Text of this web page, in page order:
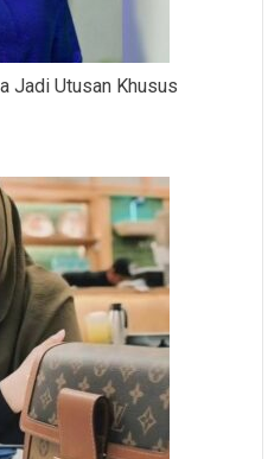
Jadi Utusan Khusus